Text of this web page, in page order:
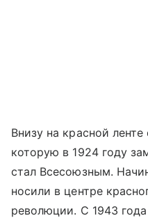
Внизу на красной
которую в 1924 году
стал Всесоюзным.
носили в центре
революции. С 1943